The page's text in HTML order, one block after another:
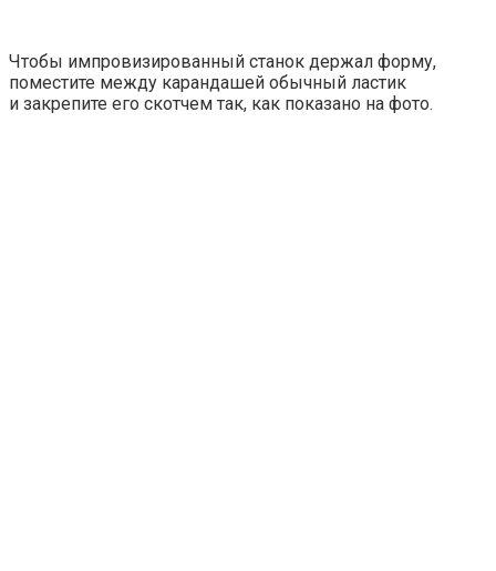
Чтобы импровизированный станок держал форму,
поместите между карандашей обычный ластик
и закрепите его скотчем так, как показано на фото.